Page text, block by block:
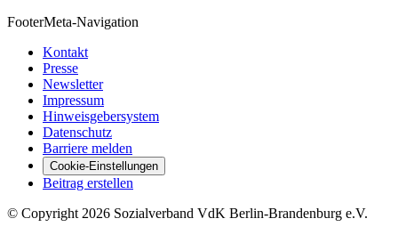
FooterMeta-Navigation
Kontakt
Presse
Newsletter
Impressum
Hinweisgebersystem
Datenschutz
Barriere melden
Cookie-Einstellungen
Beitrag erstellen
© Copyright 2026 Sozialverband VdK Berlin-Brandenburg e.V.